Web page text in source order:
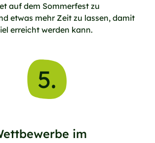
auf dem Sommerfest zu
etwas mehr Zeit zu lassen, damit
erreicht werden kann.
5.
im